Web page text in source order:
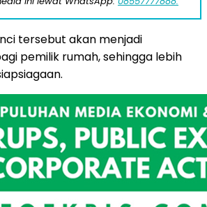
tersebut akan menjadi
pemilik rumah, sehingga lebih